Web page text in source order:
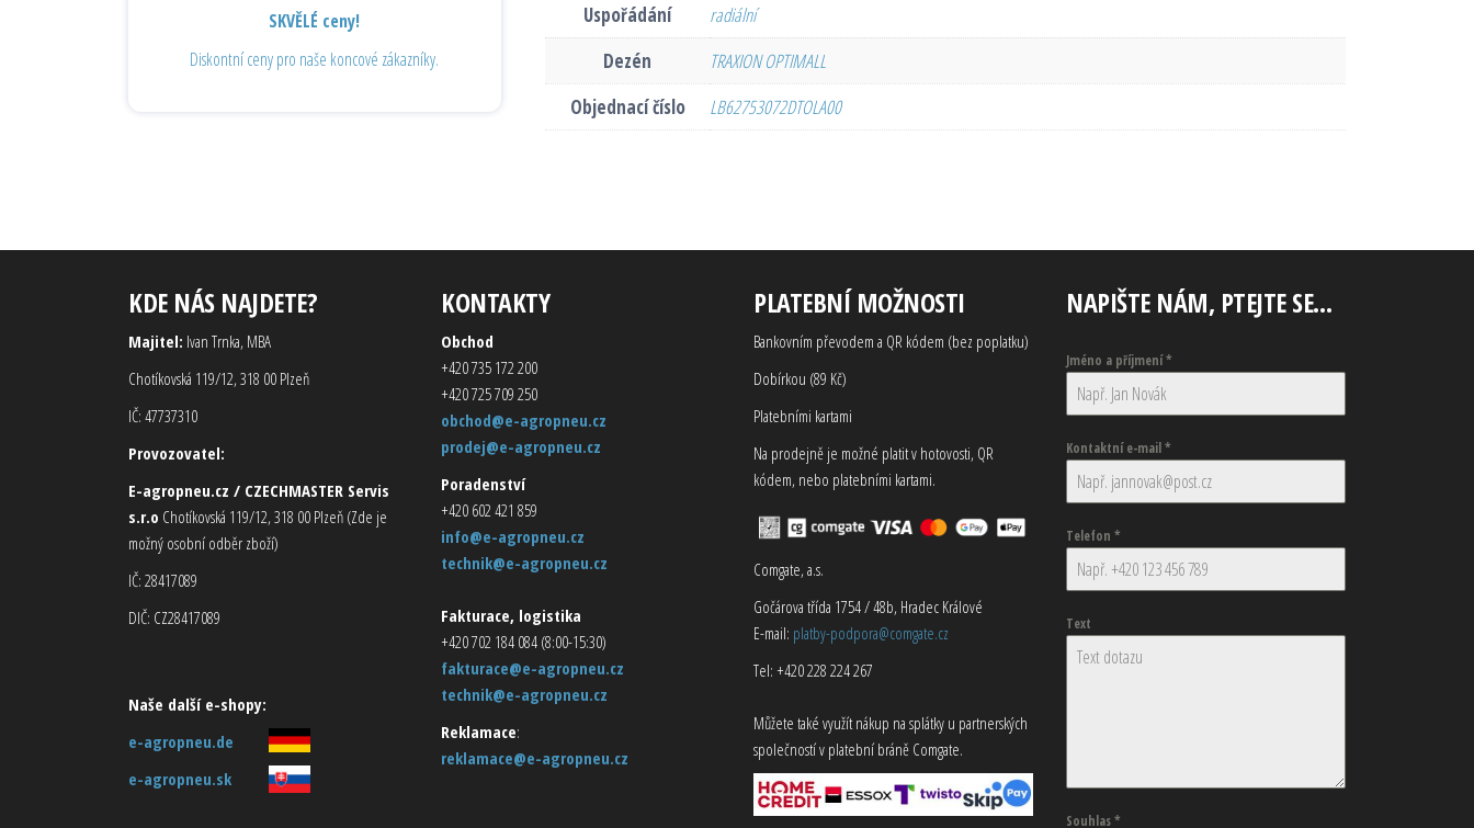
Uspořádání
radiální
Dezén
TRAXION OPTIMALL
Objednací číslo
LB62753072DTOLA00
SKVĚLÉ ceny!
Diskontní ceny pro naše koncové zákazníky.
KDE NÁS NAJDETE?
Majitel: Ivan Trnka, MBA
Chotíkovská 119/12, 318 00 Plzeň
IČ: 47737310
Provozovatel:
E-agropneu.cz / CZECHMASTER Servis
s.r.o Chotíkovská 119/12, 318 00 Plzeň (Zde je
možný osobní odběr zboží)
IČ: 28417089
DIČ: CZ28417089
Naše další e-shopy:
e-agropneu.de
e-agropneu.sk
KONTAKTY
Obchod
+420 735 172 200
+420 725 709 250
obchod@e-agropneu.cz
prodej@e-agropneu.cz
Poradenství
+420 602 421 859
info@e-agropneu.cz
technik@e-agropneu.cz
Fakturace, logistika
+420 702 184 084 (8:00-15:30)
fakturace@e-agropneu.cz
technik@e-agropneu.cz
Reklamace:
reklamace@e-agropneu.cz
PLATEBNÍ MOŽNOSTI
Bankovním převodem a QR kódem (bez poplatku)
Dobírkou (89 Kč)
Platebními kartami
Na prodejně je možné platit v hotovosti, QR
kódem, nebo platebními kartami.
Comgate, a.s.
Gočárova třída 1754 / 48b, Hradec Králové
E-mail: platby-podpora@comgate.cz
Tel: +420 228 224 267
Můžete také využít nákup na splátky u partnerských
společností v platební bráně Comgate.
NAPIŠTE NÁM, PTEJTE SE…
Jméno a příjmení*
Kontaktní e-mail*
Telefon *
Text
Souhlas*